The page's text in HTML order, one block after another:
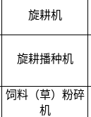
旋耕机
旋耕播种机
饲料（草）粉碎
机